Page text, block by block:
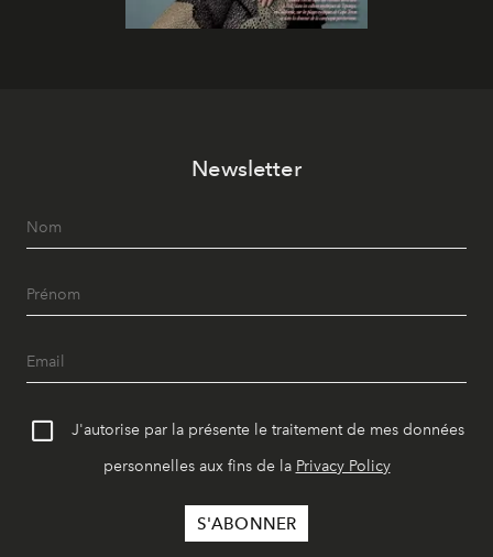
Newsletter
J'autorise par la présente le traitement de mes données
personnelles aux fins de la Privacy Policy